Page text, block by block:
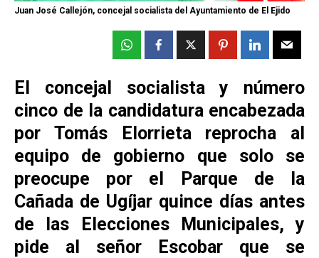
Juan José Callejón, concejal socialista del Ayuntamiento de El Ejido
El concejal socialista y número
cinco de la candidatura encabezada
por Tomás Elorrieta reprocha al
equipo de gobierno que solo se
preocupe por el Parque de la
Cañada de Ugíjar quince días antes
de las Elecciones Municipales, y
pide al señor Escobar que se